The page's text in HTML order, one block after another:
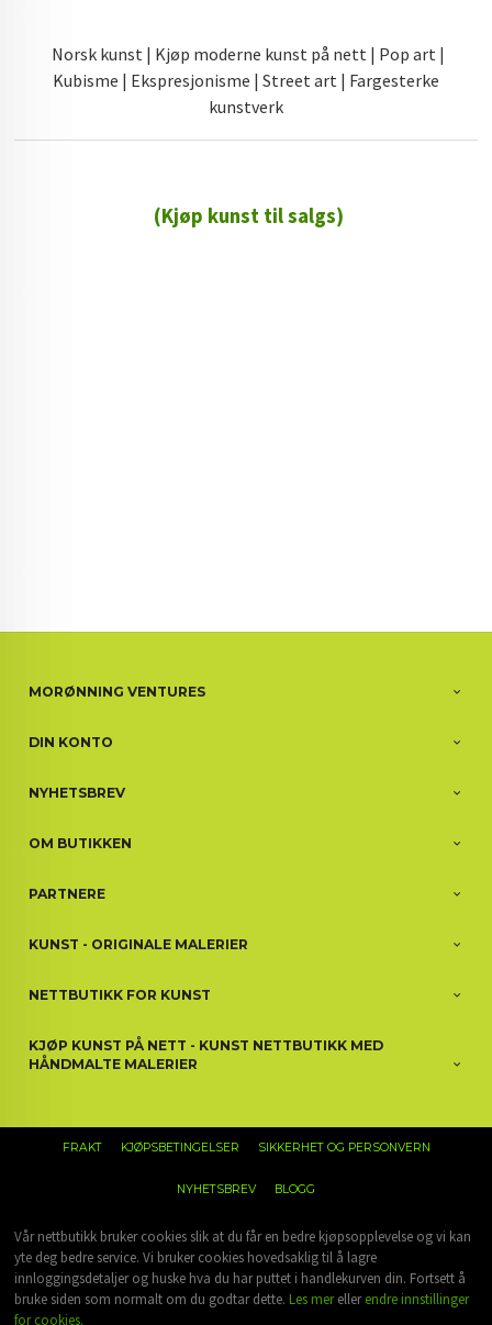
Norsk kunst | Kjøp moderne kunst på nett | Pop art |
Kubisme | Ekspresjonisme | Street art | Fargesterke
kunstverk
(Kjøp kunst til salgs)
MORØNNING VENTURES
DIN KONTO
NYHETSBREV
OM BUTIKKEN
PARTNERE
KUNST - ORIGINALE MALERIER
NETTBUTIKK FOR KUNST
KJØP KUNST PÅ NETT - KUNST NETTBUTIKK MED
HÅNDMALTE MALERIER
FRAKT KJØPSBETINGELSER SIKKERHET OG PERSONVERN
NYHETSBREV BLOGG
Vår nettbutikk bruker cookies slik at du får en bedre kjøpsopplevelse og vi kan
yte deg bedre service. Vi bruker cookies hovedsaklig til å lagre
innloggingsdetaljer og huske hva du har puttet i handlekurven din. Fortsett å
bruke siden som normalt om du godtar dette. Les merellerendre innstillinger
for cookies.